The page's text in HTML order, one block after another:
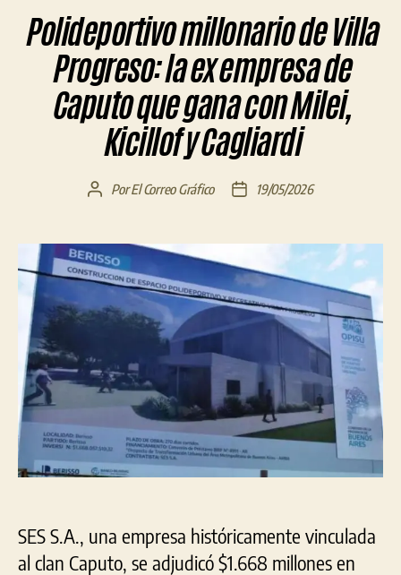
Polideportivo millonario de Villa
Progreso: la ex empresa de
Caputo que gana con Milei,
Kicillof y Cagliardi
Autor
entrada
PorEl Correo Gráfico
Fecha
entrada
19/05/2026
SES S.A., una empresa históricamente vinculada
al clan Caputo, se adjudicó $1.668 millones en